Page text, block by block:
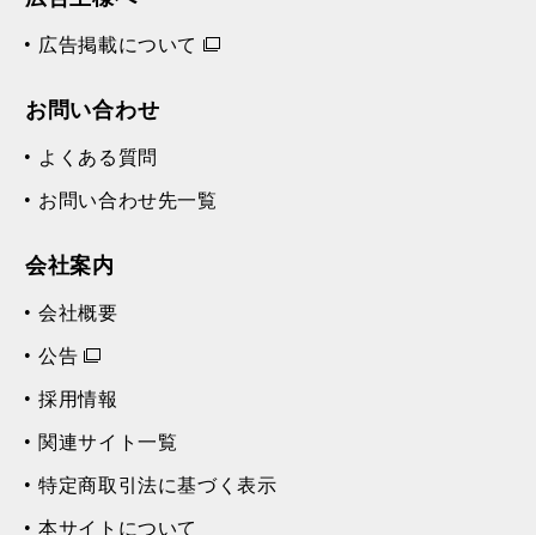
広告掲載について
お問い合わせ
よくある質問
お問い合わせ先一覧
会社案内
会社概要
公告
採用情報
関連サイト一覧
特定商取引法に基づく表示
本サイトについて